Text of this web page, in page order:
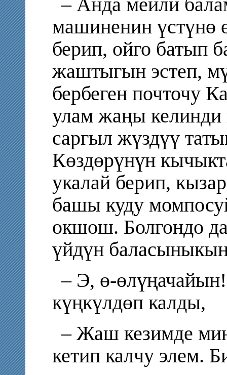
машиненин үстүнө
берип, ойго батып
жаштыгын эстеп,
бербеген почточу
улам жаңы келинди
саргыл жүздүү
Көздөрүнүн
укалай берип,
башы куду
окшош. Болгондо
үйдүн
– Э, ө-
күңкүлдөп калды,
– Жаш кезимде
кетип калчу элем.